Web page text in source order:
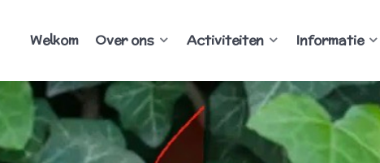
Welkom Over ons Activiteiten Informatie